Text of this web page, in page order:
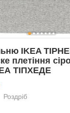
IKEA
плетіння
ТІПХЕДЕ
Роздріб